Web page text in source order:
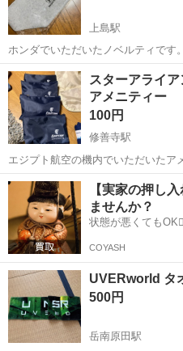
上島駅
ホンダでいただいたノベルティです。
静岡 浜松市 上島駅 ノベ
スターアライ
アメニティー
100円
修善寺駅
エジプト航空の機内でいただいたア
トありますが、不足しているものも
つで300円です。 3Nでお願いします
静岡 伊豆市 修善寺駅 ノ
【実家の押し
ませんか？
状態が悪くても
COYASH
UVERworld タ
500円
岳南原田駅